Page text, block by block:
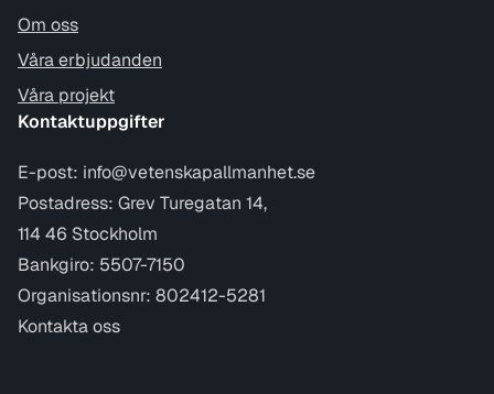
Om oss
Våra erbjudanden
Våra projekt
Kontaktuppgifter
E-post: info@vetenskapallmanhet.se
Postadress: Grev Turegatan 14,
114 46 Stockholm
Bankgiro: 5507-7150
Organisationsnr: 802412-5281
Kontakta oss